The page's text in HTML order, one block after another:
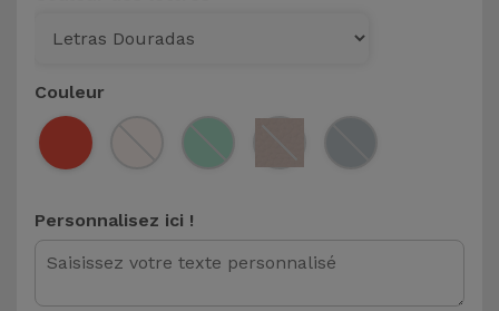
Gadgets
et
Maison
Portefeuilles,
Étuis et Sacs
Couleur
Personnalisez ici !